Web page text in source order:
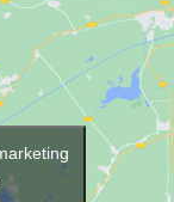
de
Ligero,
con medidas
mm de base, 80
50 mm de alto.